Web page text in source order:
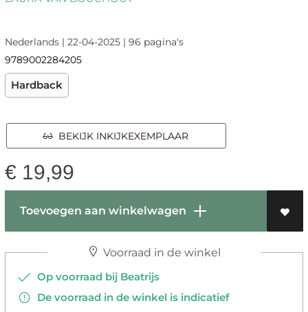
Nederlands | 22-04-2025 | 96 pagina's
9789002284205
Hardback
BEKIJK INKIJKEXEMPLAAR
€ 19,99
Toevoegen aan winkelwagen
Voorraad in de winkel
Op voorraad bij Beatrijs
De voorraad in de winkel is indicatief